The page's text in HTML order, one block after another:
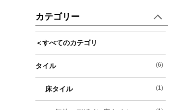
カテゴリー
＜すべてのカテゴリ
タイル (6)
床タイル (1)